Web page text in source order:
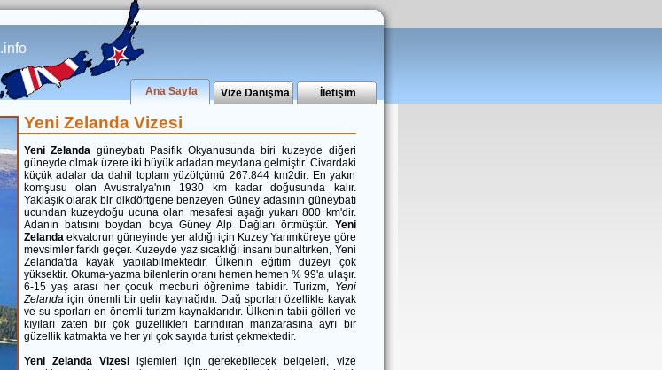
.info
Ana Sayfa Vize Danışma İletişim
Yeni Zelanda Vizesi
Yeni Zelanda güneybatı Pasifik Okyanusunda biri kuzeyde diğeri
güneyde olmak üzere iki büyük adadan meydana gelmiştir. Civardaki
küçük adalar da dahil toplam yüzölçümü 267.844 km2dir. En yakın
komşusu olan Avustralya'nın 1930 km kadar doğusunda kalır.
Yaklaşık olarak bir dikdörtgene benzeyen Güney adasının güneybatı
ucundan kuzeydoğu ucuna olan mesafesi aşağı yukarı 800 km'dir.
Adanın batısını boydan boya Güney Alp Dağları örtmüştür. Yeni
Zelandaekvatorun güneyinde yer aldığı için Kuzey Yarımküreye göre
mevsimler farklı geçer. Kuzeyde yaz sıcaklığı insanı bunaltırken, Yeni
Zelanda'da kayak yapılabilmektedir. Ülkenin eğitim düzeyi çok
yüksektir. Okuma-yazma bilenlerin oranı hemen hemen % 99'a ulaşır.
6-15 yaş arası her çocuk mecburi öğrenime tabidir. Turizm, Yeni
Zelandaiçin önemli bir gelir kaynağıdır. Dağ sporları özellikle kayak
ve su sporları en önemli turizm kaynaklarıdır. Ülkenin tabii gölleri ve
kıyıları zaten bir çok güzellikleri barındıran manzarasına ayrı bir
güzellik katmakta ve her yıl çok sayıda turist çekmektedir.
Yeni Zelanda Vizesiişlemleri için gerekebilecek belgeleri, vize